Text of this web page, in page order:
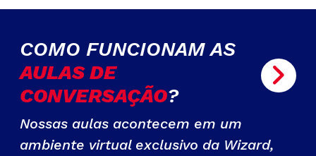
COMO FUNCIONAM AS
AULAS DE
CONVERSAÇÃO?
Nossas aulas acontecem em um
ambiente virtual exclusivo da Wizard,